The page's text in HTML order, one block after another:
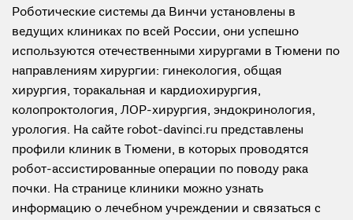
Роботические системы да Винчи установлены в
ведущих клиниках по всей России, они успешно
используются отечественными хирургами в Тюмени по
направлениям хирургии: гинекология, общая
хирургия, торакальная и кардиохирургия,
колопроктология, ЛОР-хирургия, эндокринология,
урология. На сайте robot-davinci.ru представлены
профили клиник в Тюмени, в которых проводятся
робот-ассистированные операции по поводу рака
почки. На странице клиники можно узнать
информацию о лечебном учреждении и связаться с